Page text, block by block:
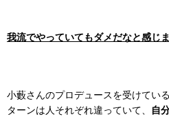
我流でやっていてもダメだなと感じま
小藪さんのプロデュースを受けてい
ターンは人それぞれ違っていて、
自